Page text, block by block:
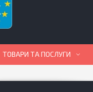
ТОВАРИ ТА ПОСЛУГИ